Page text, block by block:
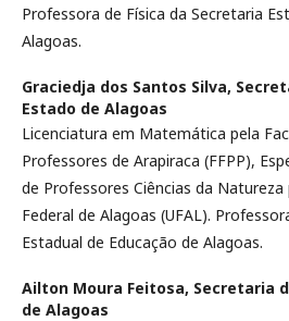
Professora de Física da Secretaria
Alagoas.
Graciedja dos Santos Silva,
Estado de Alagoas
Licenciatura em Matemática pela
Professores de Arapiraca (FFPP),
de Professores Ciências da Natureza
Federal de Alagoas (UFAL).
Estadual de Educação de Alagoas.
Ailton Moura Feitosa, Secretaria
de Alagoas